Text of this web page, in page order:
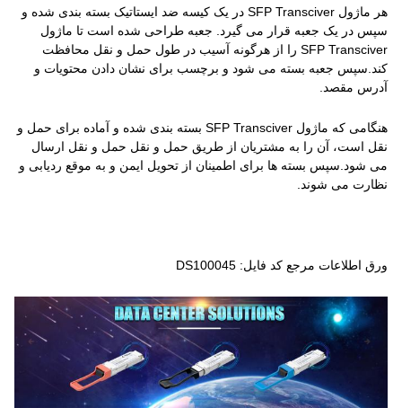
هر ماژول SFP Transciver در یک کیسه ضد ایستاتیک بسته بندی شده و
سپس در یک جعبه قرار می گیرد. جعبه طراحی شده است تا ماژول
SFP Transciver را از هرگونه آسیب در طول حمل و نقل محافظت
کند.سپس جعبه بسته می شود و برچسب برای نشان دادن محتویات و
آدرس مقصد.
هنگامی که ماژول SFP Transciver بسته بندی شده و آماده برای حمل و
نقل است، آن را به مشتریان از طریق حمل و نقل حمل و نقل ارسال
می شود.سپس بسته ها برای اطمینان از تحویل ایمن و به موقع ردیابی و
نظارت می شوند.
ورق اطلاعات مرجع کد فایل: DS100045